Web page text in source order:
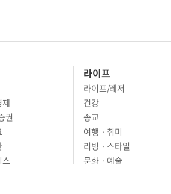
라이프
라이프/레저
건강
종교
여행 · 취미